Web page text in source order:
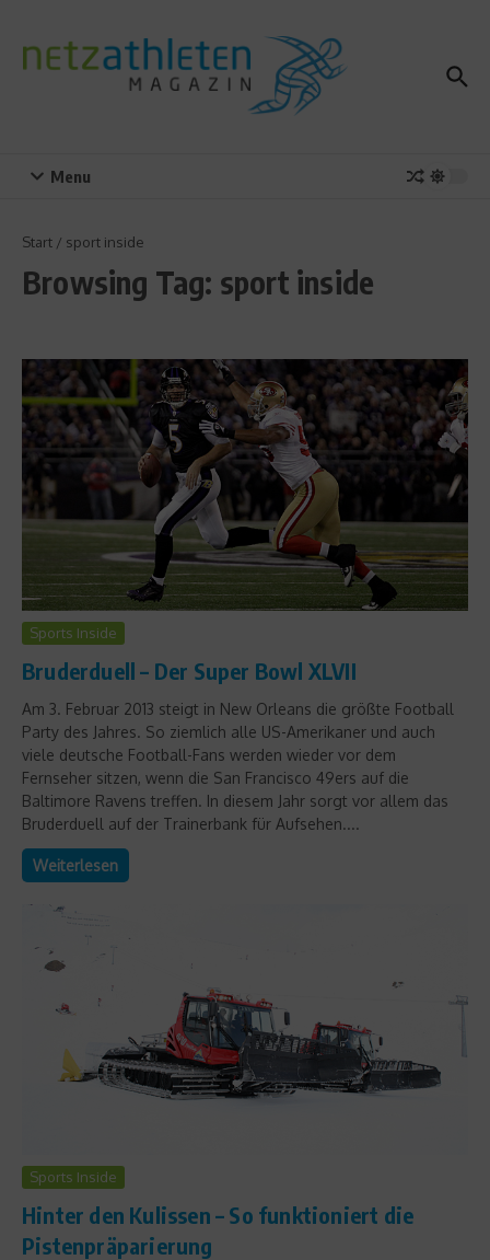
Menu
Start / sport inside
Browsing Tag: sport inside
Sports Inside
Bruderduell – Der Super Bowl XLVII
Am 3. Februar 2013 steigt in New Orleans die größte Football
Party des Jahres. So ziemlich alle US-Amerikaner und auch
viele deutsche Football-Fans werden wieder vor dem
Fernseher sitzen, wenn die San Francisco 49ers auf die
Baltimore Ravens treffen. In diesem Jahr sorgt vor allem das
Bruderduell auf der Trainerbank für Aufsehen....
Weiterlesen
Sports Inside
Hinter den Kulissen – So funktioniert die
Pistenpräparierung